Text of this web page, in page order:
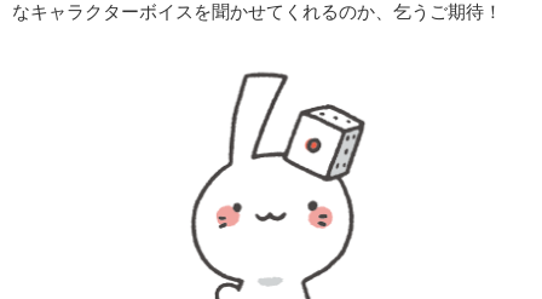
なキャラクターボイスを聞かせてくれるのか、乞うご期待！